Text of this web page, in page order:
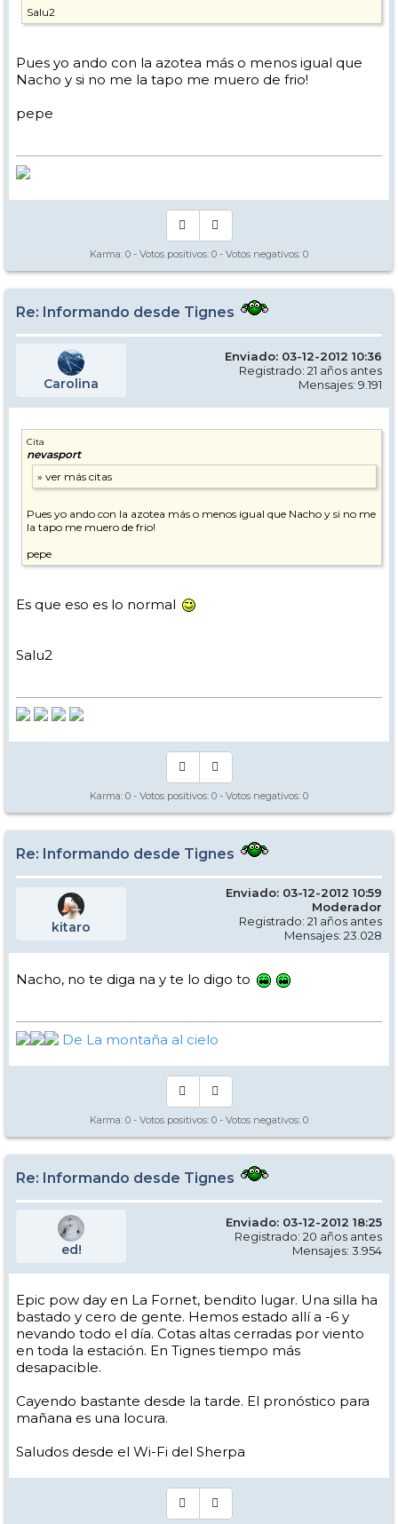
Salu2
Pues yo ando con la azotea más o menos igual que
Nacho y si no me la tapo me muero de frio!
pepe
Karma: 0 - Votos positivos: 0 - Votos negativos: 0
Re: Informando desde Tignes
Carolina
Enviado: 03-12-2012 10:36
Registrado: 21 años antes
Mensajes: 9.191
Cita
nevasport
Pues yo ando con la azotea más o menos igual que Nacho y si no me
la tapo me muero de frio!
pepe
Es que eso es lo normal
Salu2
Karma: 0 - Votos positivos: 0 - Votos negativos: 0
Re: Informando desde Tignes
kitaro
Enviado: 03-12-2012 10:59
Moderador
Registrado: 21 años antes
Mensajes: 23.028
Nacho, no te diga na y te lo digo to
De La montaña al cielo
Karma: 0 - Votos positivos: 0 - Votos negativos: 0
Re: Informando desde Tignes
ed!
Enviado: 03-12-2012 18:25
Registrado: 20 años antes
Mensajes: 3.954
Epic pow day en La Fornet, bendito lugar. Una silla ha
bastado y cero de gente. Hemos estado allí a -6 y
nevando todo el día. Cotas altas cerradas por viento
en toda la estación. En Tignes tiempo más
desapacible.
Cayendo bastante desde la tarde. El pronóstico para
mañana es una locura.
Saludos desde el Wi-Fi del Sherpa